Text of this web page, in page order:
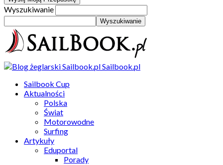
Wyszukiwanie
Sailbook.pl
Sailbook Cup
Aktualności
Polska
Świat
Motorowodne
Surfing
Artykuły
Eduportal
Porady